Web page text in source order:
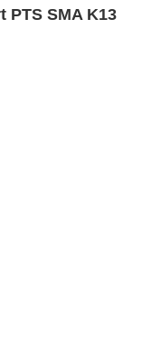
PTS SMA K13